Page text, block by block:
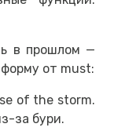
в прошлом —
от must:
of the storm.
за бури.